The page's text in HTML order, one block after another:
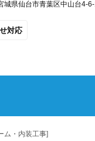
城県仙台市青葉区中山台4-
対応
ム・内装工事]